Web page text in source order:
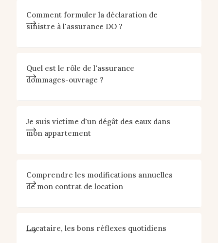
Comment formuler la déclaration de
sinistre à l'assurance DO ?
Quel est le rôle de l'assurance
dommages-ouvrage ?
Je suis victime d'un dégât des eaux dans
mon appartement
Comprendre les modifications annuelles
de mon contrat de location
Locataire, les bons réflexes quotidiens